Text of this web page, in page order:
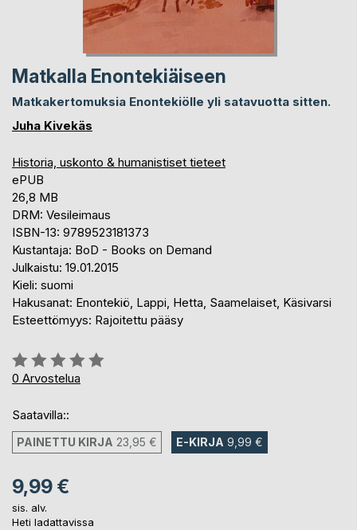
Matkalla Enontekiäiseen
Matkakertomuksia Enontekiölle yli satavuotta sitten.
Juha Kivekäs
Historia, uskonto & humanistiset tieteet
ePUB
26,8 MB
DRM: Vesileimaus
ISBN-13: 9789523181373
Kustantaja: BoD - Books on Demand
Julkaistu: 19.01.2015
Kieli: suomi
Hakusanat: Enontekiö, Lappi, Hetta, Saamelaiset, Käsivarsi
Esteettömyys: Rajoitettu pääsy
Arvostelu::
0%
0 Arvostelua
Saatavilla::
PAINETTU KIRJA 23,95 € E-KIRJA 9,99 €
9,99 €
sis. alv.
Heti ladattavissa